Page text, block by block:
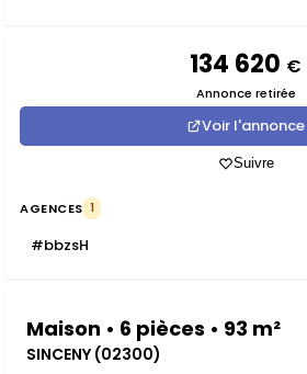
134 620 €
Annonce retirée
Voir l'annonce
Suivre
AGENCES 1
#bbzsH
Maison • 6 pièces • 93 m²
SINCENY (02300)